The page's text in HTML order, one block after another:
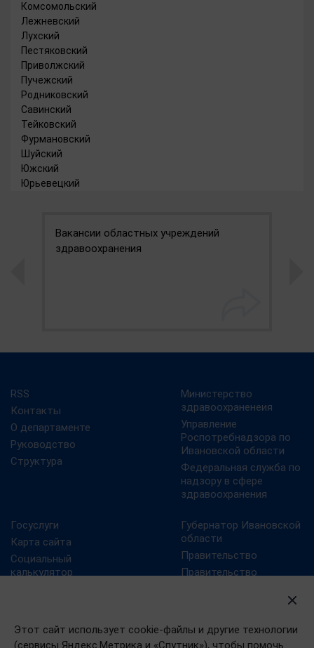
Этот сайт использует cookie-файлы и другие технологии
(сервисы Яндекс.Метрика и «Спутник»), чтобы помочь
Комсомольский
Лежневский
Лухский
Пестяковский
Приволжский
Пучежский
Родниковский
Савинский
Тейковский
Фурмановский
Шуйский
Южский
Юрьевецкий
Вакансии областных учреждений
здравоохранения
RSS
Контакты
О департаменте
Руководство
Структура
Министерство
здравоохраненеия
Управление
Роспотребнадзора по
Ивановской области
Федеральная служба по
надзору в сфере
здравоохранения
Госуслуги
Карта сайта
Социальный
калькулятор
Губернатор Ивановской
области
Правительство
Правительство